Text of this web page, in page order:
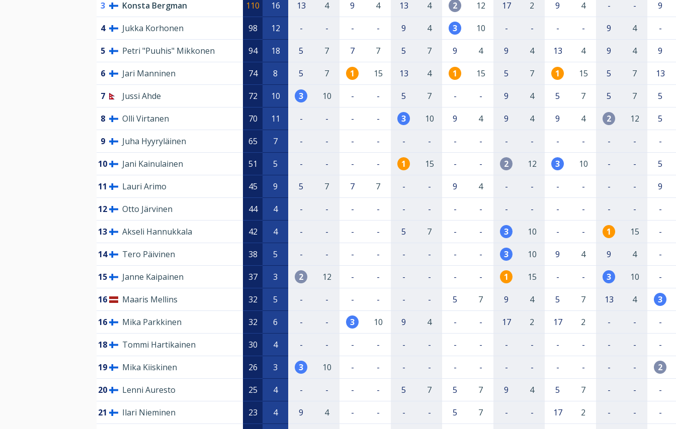
3 Konsta Bergman 110 16 13 4 9 4 13 4 2 12 17 2 9 4 - - 9
4 Jukka Korhonen 98 12 - - - - 9 4 3 10 - - - - 9 4 -
5 Petri "Puuhis" Mikkonen 94 18 5 7 7 7 5 7 9 4 9 4 13 4 9 4 9
6 Jari Manninen 74 8 5 7 1 15 13 4 1 15 5 7 1 15 5 7 13
7 Jussi Ahde 72 10 3 10 - - 5 7 - - 9 4 5 7 5 7 5
8 Olli Virtanen 70 11 - - - - 3 10 9 4 9 4 9 4 2 12 5
9 Juha Hyyryläinen 65 7 - - - - - - - - - - - - - - -
10 Jani Kainulainen 51 5 - - - - 1 15 - - 2 12 3 10 - - 5
11 Lauri Arimo 45 9 5 7 7 7 - - 9 4 - - - - - - 9
12 Otto Järvinen 44 4 - - - - - - - - - - - - - - -
13 Akseli Hannukkala 42 4 - - - - 5 7 - - 3 10 - - 1 15 -
14 Tero Päivinen 38 5 - - - - - - - - 3 10 9 4 9 4 -
15 Janne Kaipainen 37 3 2 12 - - - - - - 1 15 - - 3 10 -
16 Maaris Mellins 32 5 - - - - - - 5 7 9 4 5 7 13 4 3
16 Mika Parkkinen 32 6 - - 3 10 9 4 - - 17 2 17 2 - - -
18 Tommi Hartikainen 30 4 - - - - - - - - - - - - - - -
19 Mika Kiiskinen 26 3 3 10 - - - - - - - - - - - - 2
20 Lenni Auresto 25 4 - - - - 5 7 5 7 9 4 5 7 - - -
21 Ilari Nieminen 23 4 9 4 - - - - 5 7 - - 17 2 - - -